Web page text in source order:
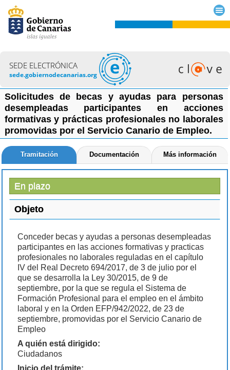
SEDE ELECTRÓNICA
sede.gobiernodecanarias.org
Solicitudes de becas y ayudas para personas
desempleadas participantes en acciones
formativas y prácticas profesionales no laborales
promovidas por el Servicio Canario de Empleo.
Tramitación Documentación Más información
En plazo
Objeto
Conceder becas y ayudas a personas desempleadas
participantes en las acciones formativas y practicas
profesionales no laborales reguladas en el capítulo
IV del Real Decreto 694/2017, de 3 de julio por el
que se desarrolla la Ley 30/2015, de 9 de
septiembre, por la que se regula el Sistema de
Formación Profesional para el empleo en el ámbito
laboral y en la Orden EFP/942/2022, de 23 de
septiembre, promovidas por el Servicio Canario de
Empleo
A quién está dirigido:
Ciudadanos
Inicio del trámite: